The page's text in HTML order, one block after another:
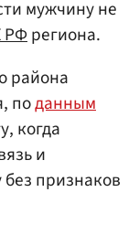
мужчину не
РФрегиона.
района
поданным
когда
и
признаков